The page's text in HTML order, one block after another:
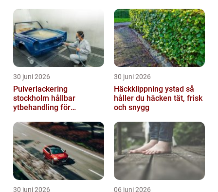
30 juni 2026
Pulverlackering
stockholm hållbar
ytbehandling för
30 juni 2026
Häckklippning ystad så
håller du häcken tät, frisk
och snygg
30 juni 2026 06 juni 2026